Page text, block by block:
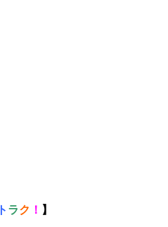
ト ラク ！ 】